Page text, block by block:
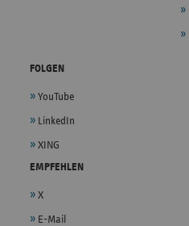
FOLGEN
YouTube
LinkedIn
XING
EMPFEHLEN
X
E-Mail